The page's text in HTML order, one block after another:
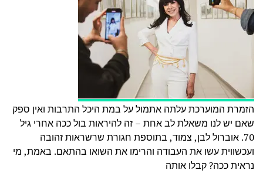
הזמרת המוערכת עלתה אתמול על במת היכל התרבות ואין ספק
שאם יש לנו משאלת לב אחת – זה להיראות בול ככה אחרי גיל
70. אוברול לבן, צמוד, בתוספת חגורת שרשראות זהובה
ועכשווית עשו את העבודה והרימו את השואו בהתאם. באמת, מי
נראית ככה? קבלו אותה